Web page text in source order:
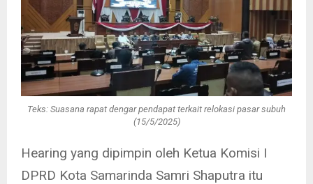
Teks: Suasana rapat dengar pendapat terkait relokasi pasar subuh
(15/5/2025)
Hearing yang dipimpin oleh Ketua Komisi I
DPRD Kota Samarinda Samri Shaputra itu